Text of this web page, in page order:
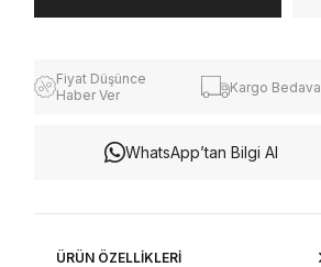
Fiyat Düşünce
Haber Ver
Kargo Bedava
WhatsApp’tan Bilgi Al
ÜRÜN ÖZELLIKLERI